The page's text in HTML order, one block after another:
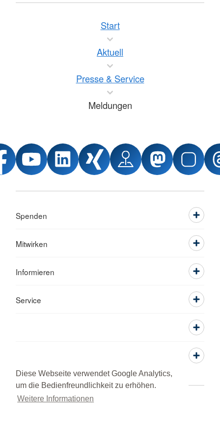
Diese Webseite verwendet Google Analytics,
um die Bedienfreundlichkeit zu erhöhen.
Weitere Informationen
Start
Aktuell
Presse & Service
Meldungen
Spenden
Mitwirken
Informieren
Service
Adressen Kontakt Sitemap